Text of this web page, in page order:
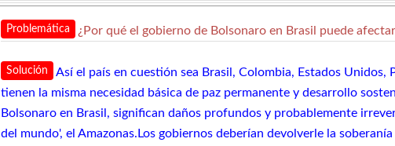
Problemática ¿Por qué el gobierno de Bolsonaro en Brasil puede
Solución
Así el país en cuestión sea Brasil, Colombia, Estados Unidos,
tienen la misma necesidad básica de paz permanente y desarrollo
Bolsonaro en Brasil, significan daños profundos y probablemente
del mundo', el Amazonas.Los gobiernos deberían devolverle la